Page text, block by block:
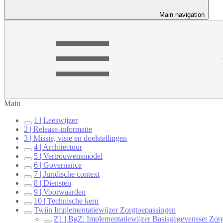
Main navigation
Main
1 | Leeswijzer
2 | Release-informatie
3 | Missie, visie en doelstellingen
4 | Architectuur
5 | Vertrouwensmodel
6 | Governance
7 | Juridische context
8 | Diensten
9 | Voorwaarden
10 | Technische kern
Twiin Implementatiewijzer Zorgtoepassingen
Z1 | BgZ: Implementatiewijzer Basisgegevensset